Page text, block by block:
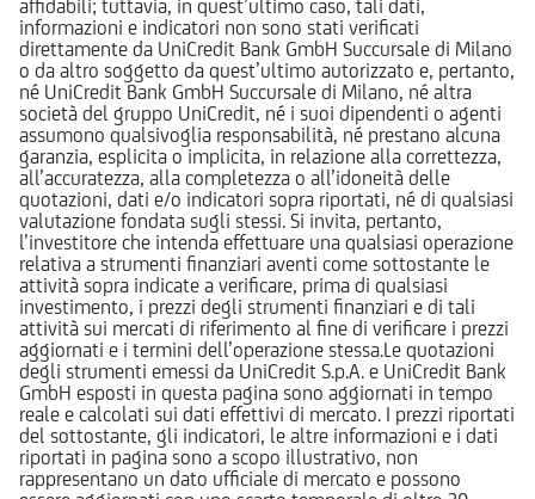
affidabili; tuttavia, in quest’ultimo caso, tali dati,
informazioni e indicatori non sono stati verificati
direttamente da UniCredit Bank GmbH Succursale di Milano
o da altro soggetto da quest’ultimo autorizzato e, pertanto,
né UniCredit Bank GmbH Succursale di Milano, né altra
società del gruppo UniCredit, né i suoi dipendenti o agenti
assumono qualsivoglia responsabilità, né prestano alcuna
garanzia, esplicita o implicita, in relazione alla correttezza,
all’accuratezza, alla completezza o all’idoneità delle
quotazioni, dati e/o indicatori sopra riportati, né di qualsiasi
valutazione fondata sugli stessi. Si invita, pertanto,
l’investitore che intenda effettuare una qualsiasi operazione
relativa a strumenti finanziari aventi come sottostante le
attività sopra indicate a verificare, prima di qualsiasi
investimento, i prezzi degli strumenti finanziari e di tali
attività sui mercati di riferimento al fine di verificare i prezzi
aggiornati e i termini dell’operazione stessa.Le quotazioni
degli strumenti emessi da UniCredit S.p.A. e UniCredit Bank
GmbH esposti in questa pagina sono aggiornati in tempo
reale e calcolati sui dati effettivi di mercato. I prezzi riportati
del sottostante, gli indicatori, le altre informazioni e i dati
riportati in pagina sono a scopo illustrativo, non
rappresentano un dato ufficiale di mercato e possono